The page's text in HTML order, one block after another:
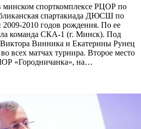
минском спорткомплексе РЦОР по
спартакиада ДЮСШ по
2010 годов рождения. По ее
команда СКА-1 (г. Минск). Под
Виктора Винника и Екатерины Рунец
всех матчах турнира. Второе место
«Городничанка», на…